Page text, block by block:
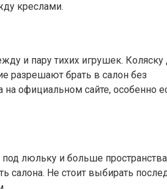
креслами.
и пару тихих игрушек. Коляску
разрешают брать в салон без
официальном сайте, особенно
люльку и больше
салона. Не стоит выбирать